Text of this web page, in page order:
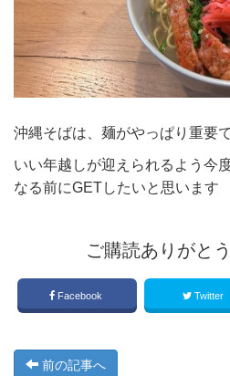
沖縄そばは、麺がやっぱり重要
いい年越しが迎えられるよう今
なる前にGETしたいと思います
ご購読ありがと
Facebook Twitter
前の記事へ